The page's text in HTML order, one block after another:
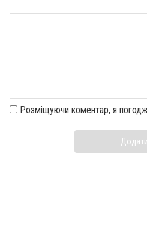
Розміщуючи коментар, я
Додати